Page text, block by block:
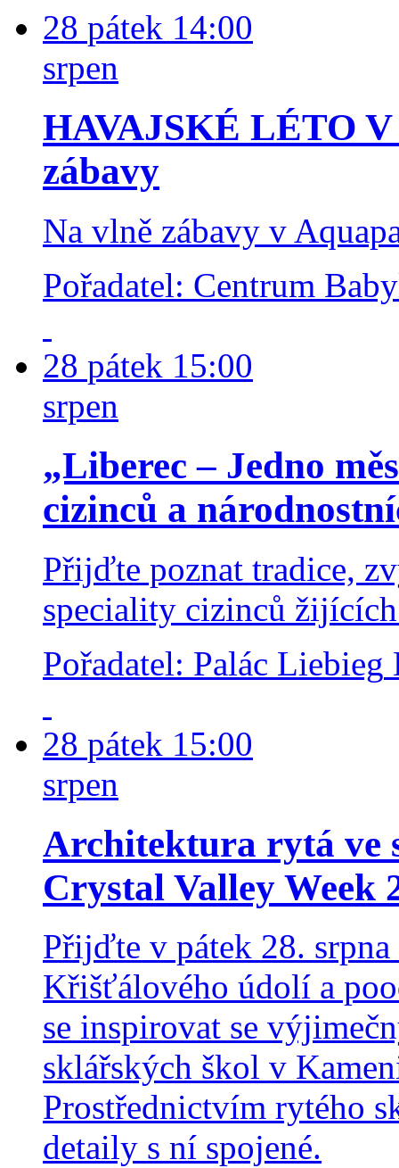
28 pátek 14:00
srpen
HAVAJSKÉ LÉTO
zábavy
Na vlně zábavy v
Pořadatel: Centrum
28 pátek 15:00
srpen
„Liberec – Jedno
cizinců a
Přijďte poznat tradice,
speciality cizinců
Pořadatel: Palác Liebieg
28 pátek 15:00
srpen
Architektura rytá ve
Crystal Valley Week
Přijďte v pátek 28.
Křišťálového údolí a
se inspirovat se
sklářských škol v
Prostřednictvím rytého
detaily s ní spojené.